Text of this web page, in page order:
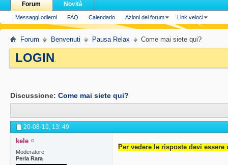
Forum
Messaggi odierni FAQ Calendario Azioni del forum Link veloci
Novità
Forum Benvenuti Pausa Relax Come mai siete qui?
LOGIN.
Discussione: Come mai siete qui?
20-08-19, 13: 49
kele
Moderatore
Perla Rara
Per vedere le risposte devi